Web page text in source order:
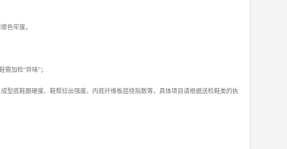
色牢度。
加检“异味”；
型底鞋跟硬度、鞋帮拉出强度、内底纤维板屈挠指数等，具体项目请根据送检鞋类的执